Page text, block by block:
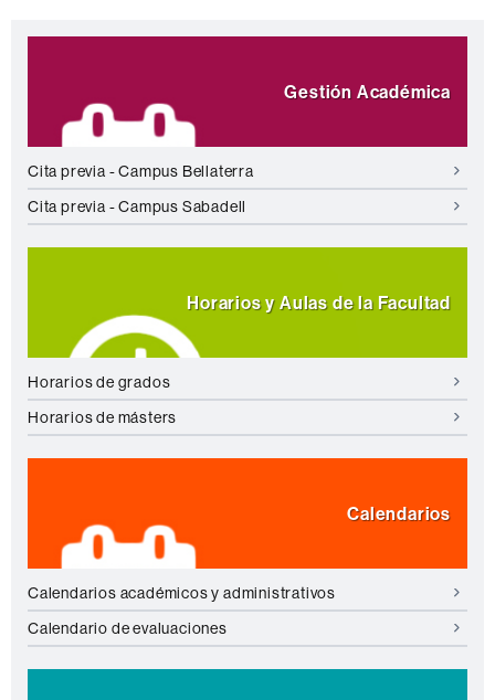
Información
Destacamos
Gestión Académica
Cita previa - Campus Bellaterra
Cita previa - Campus Sabadell
Horarios y Aulas de la Facultad
Horarios de grados
Horarios de másters
Calendarios
Calendarios académicos y administrativos
Calendario de evaluaciones